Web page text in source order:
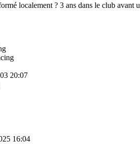
localement ? 3 ans dans le club avant
20:07
16:04